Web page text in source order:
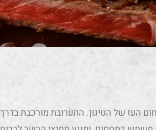
העז של הטיגון. התערובת מורכבת